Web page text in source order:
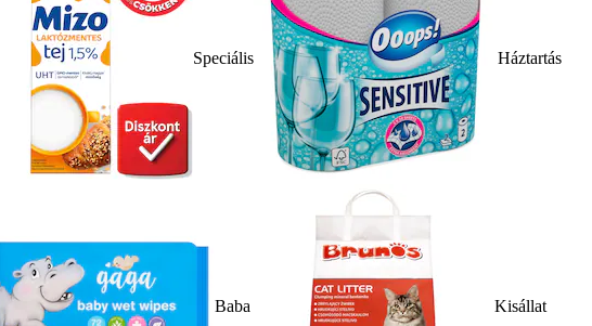
Speciális Háztartás
Baba Kisállat